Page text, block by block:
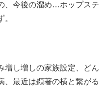
、今後の溜め…ホップステ
増し増しの家族設定、どん
、最近は顕著の横と繋がる